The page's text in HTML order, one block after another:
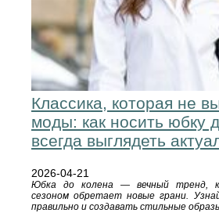
Классика, которая не
моды: как носить юбку
всегда выглядеть
2026-04-21
Юбка до колена — вечный тренд,
сезоном обретает новые грани.
правильно и создавать стильные